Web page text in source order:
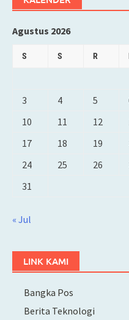
Agustus 2026
S S R
3
4 5
10
11 12
17
18 19
24
25 26
31
« Jul
LINK KAMI
Bangka Pos
Berita Teknologi